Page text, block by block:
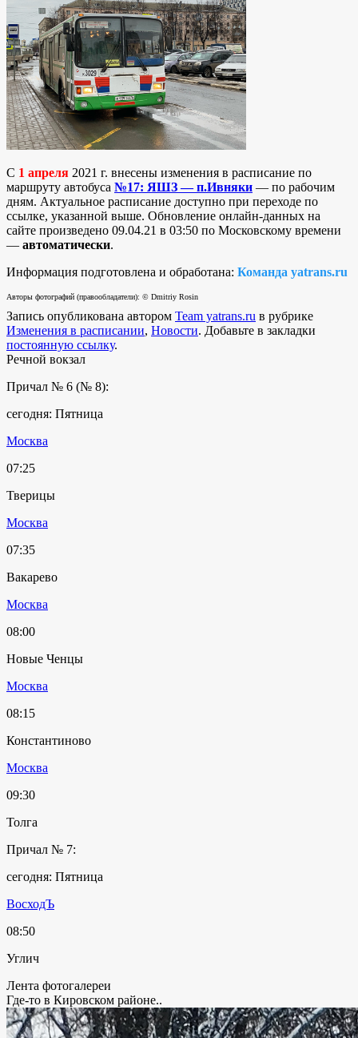
С 1 апреля 2021 г. внесены изменения в расписание по
маршруту автобуса №17: ЯШЗ — п.Ивняки — по рабочим
дням. Актуальное расписание доступно при переходе по
ссылке, указанной выше. Обновление онлайн-данных на
сайте произведено 09.04.21 в 03:50 по Московскому времени
— автоматически.
Информация подготовлена и обработана: Команда yatrans.ru
Авторы фотографий (правообладатели): © Dmitriy Rosin
Запись опубликована автором Team yatrans.ru в рубрике
Изменения в расписании, Новости. Добавьте в закладки
постоянную ссылку.
Речной вокзал
Причал № 6 (№ 8):
сегодня: Пятница
Москва
07:25
Тверицы
Москва
07:35
Вакарево
Москва
08:00
Новые Ченцы
Москва
08:15
Константиново
Москва
09:30
Толга
Причал № 7:
сегодня: Пятница
ВосходЪ
08:50
Углич
Лента фотогалереи
Где-то в Кировском районе..